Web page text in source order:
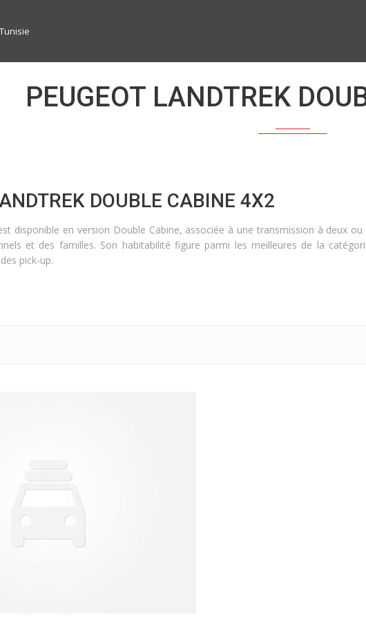
PEUGEOT LANDTREK
DOUBLE CABINE 4X2
disponible en version Double Cabine, associée à une transmission à deux
et des familles. Son habitabilité figure parmi les meilleures de la
pick-up.